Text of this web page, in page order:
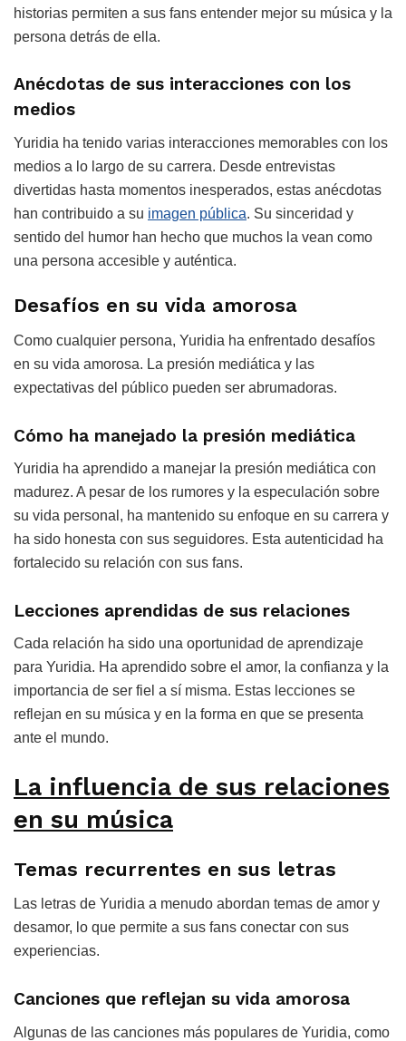
historias permiten a sus fans entender mejor su música y la
persona detrás de ella.
Anécdotas de sus interacciones con los
medios
Yuridia ha tenido varias interacciones memorables con los
medios a lo largo de su carrera. Desde entrevistas
divertidas hasta momentos inesperados, estas anécdotas
han contribuido a su imagen pública. Su sinceridad y
sentido del humor han hecho que muchos la vean como
una persona accesible y auténtica.
Desafíos en su vida amorosa
Como cualquier persona, Yuridia ha enfrentado desafíos
en su vida amorosa. La presión mediática y las
expectativas del público pueden ser abrumadoras.
Cómo ha manejado la presión mediática
Yuridia ha aprendido a manejar la presión mediática con
madurez. A pesar de los rumores y la especulación sobre
su vida personal, ha mantenido su enfoque en su carrera y
ha sido honesta con sus seguidores. Esta autenticidad ha
fortalecido su relación con sus fans.
Lecciones aprendidas de sus relaciones
Cada relación ha sido una oportunidad de aprendizaje
para Yuridia. Ha aprendido sobre el amor, la confianza y la
importancia de ser fiel a sí misma. Estas lecciones se
reflejan en su música y en la forma en que se presenta
ante el mundo.
La influencia de sus relaciones
en su música
Temas recurrentes en sus letras
Las letras de Yuridia a menudo abordan temas de amor y
desamor, lo que permite a sus fans conectar con sus
experiencias.
Canciones que reflejan su vida amorosa
Algunas de las canciones más populares de Yuridia, como